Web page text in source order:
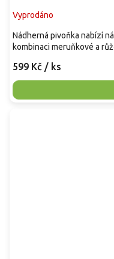
Vyprodáno
599 Kč / ks
Nádherná pivoňka nabízí
kombinaci meruňkové a